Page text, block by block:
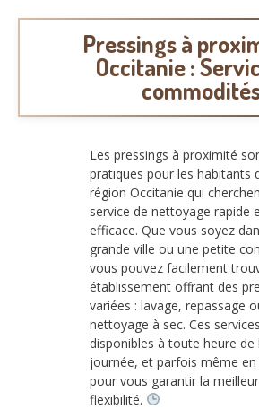
Pressings à
Occitanie :
Les pressings à proximité
pratiques pour les habitants
région Occitanie qui
service de nettoyage rapide
efficace. Que vous soyez
grande ville ou une petite
vous pouvez facilement
établissement offrant des
variées : lavage, repassage
nettoyage à sec. Ces
disponibles à toute heure de
journée, et parfois même en
pour vous garantir la
flexibilité.